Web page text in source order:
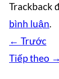
Trackback
bình luận.
← Trước
Tiếp theo →